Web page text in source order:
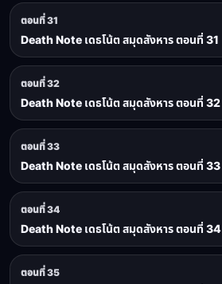
ตอนที่ 31
Death Note เดธโน้ต สมุดสังหาร ตอนที่ 31
ตอนที่ 32
Death Note เดธโน้ต สมุดสังหาร ตอนที่ 32
ตอนที่ 33
Death Note เดธโน้ต สมุดสังหาร ตอนที่ 33
ตอนที่ 34
Death Note เดธโน้ต สมุดสังหาร ตอนที่ 34
ตอนที่ 35